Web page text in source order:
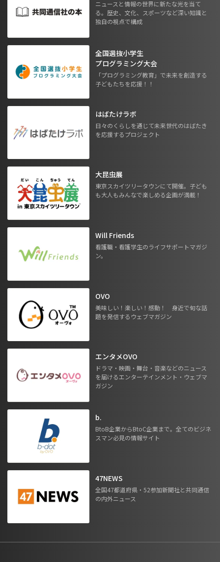
ニュースと情報の世界に新たな光を当て
る。歴史、文化、スポーツなど深い知識と
独自の視点で構成
全国選抜小学生
プログラミング大会
「プログラミング教育」で未来を創造する
子どもたちを応援！！
はばたけラボ
日々のくらしを通じて未来世代のはばたき
を応援するプロジェクト
大昆虫展
東京スカイツリータウンにて開催。子ども
も大人もみんなで楽しめる企画が満載！
Will Friends
看護職・看護学生のライフサポートマガジ
ン。
OVO
美味しい！楽しい！感動！ 身近で旬な話
題を発信するウェブマガジン
エンタメOVO
ドラマ・映画・舞台・音楽などのニュース
を届けるエンターテインメント・ウェブマ
ガジン
b.
BtoB企業からBtoC企業まで。全てのビジネ
スマン必見の情報サイト
47NEWS
全国47都道府県・52参加新聞社と共同通信
の内外ニュース